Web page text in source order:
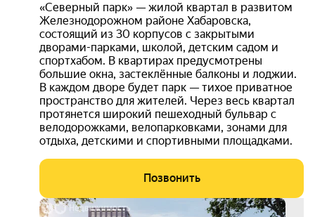
«Северный парк» — жилой квартал в развитом
Железнодорожном районе Хабаровска,
состоящий из 30 корпусов с закрытыми
дворами-парками, школой, детским садом и
спортхабом. В квартирах предусмотрены
большие окна, застеклённые балконы и лоджии.
В каждом дворе будет парк — тихое приватное
пространство для жителей. Через весь квартал
протянется широкий пешеходный бульвар с
велодорожками, велопарковками, зонами для
отдыха, детскими и спортивными площадками.
Позвонить